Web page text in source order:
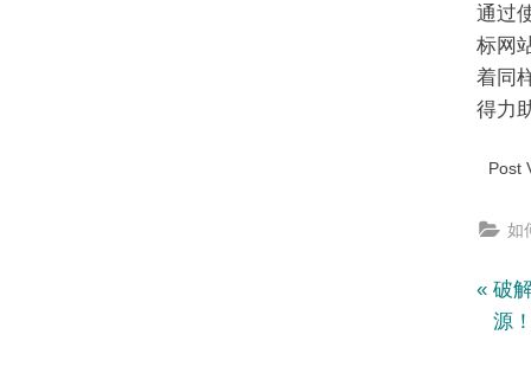
通过
标网
着同
得力
Post
如
文
P
r
破
源